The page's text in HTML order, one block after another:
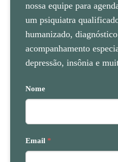
nossa equipe para
um psiquiatra
humanizado,
acompanhamento
depressão, insônia e
Nome
Email *